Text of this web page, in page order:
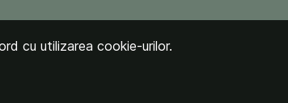
cu utilizarea cookie-urilor.